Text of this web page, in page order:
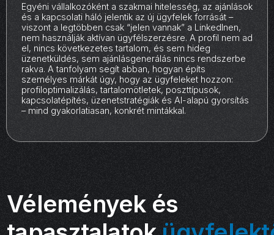
Egyéni vállalkozóként a szakmai hitelesség, az ajánlások
és a kapcsolati háló jelentik az új ügyfelek forrását –
viszont a legtöbben csak “jelen vannak” a LinkedInen,
nem használják aktívan ügyfélszerzésre. A profil nem ad
el, nincs következetes tartalom, és sem hideg
üzenetküldés, sem ajánlásgenerálás nincs rendszerbe
rakva. A tanfolyam segít abban, hogyan építs
személyes márkát úgy, hogy az ügyfeleket hozzon:
profiloptimalizálás, tartalomötletek, poszttípusok,
kapcsolatépítés, üzenetstratégiák és AI-alapú gyorsítás
– mind gyakorlatiasan, konkrét mintákkal.
Vélemények és